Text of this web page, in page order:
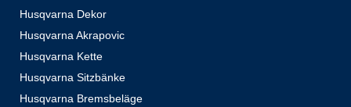
Husqvarna Dekor
Husqvarna Akrapovic
Husqvarna Kette
Husqvarna Sitzbänke
Husqvarna Bremsbeläge